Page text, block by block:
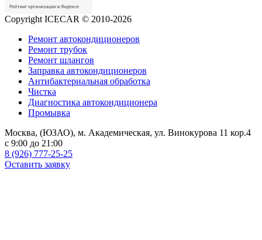
Copyright ICECAR © 2010-2026
Ремонт автокондиционеров
Ремонт трубок
Ремонт шлангов
Заправка автокондиционеров
Антибактериальная обработка
Чистка
Диагностика автокондиционера
Промывка
Москва, (ЮЗАО), м. Академическая, ул. Винокурова 11 кор.4
c 9:00 до 21:00
8 (926) 777-25-25
Оставить заявку